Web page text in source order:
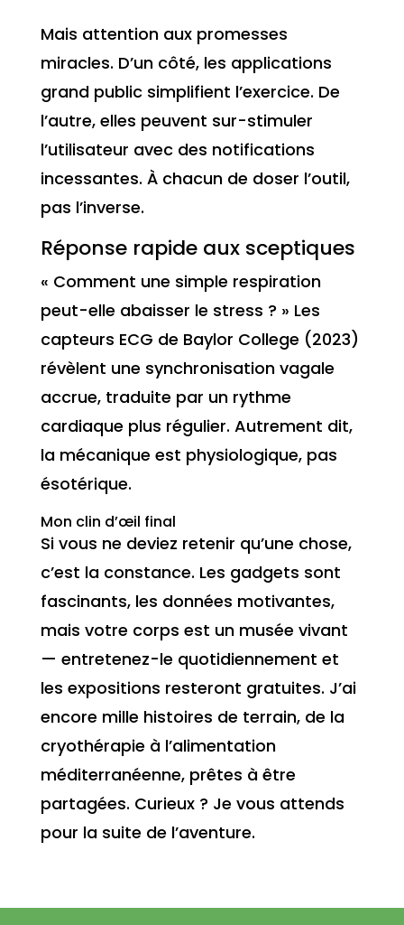
Mais attention aux promesses
miracles. D’un côté, les applications
grand public simplifient l’exercice. De
l’autre, elles peuvent sur-stimuler
l’utilisateur avec des notifications
incessantes. À chacun de doser l’outil,
pas l’inverse.
Réponse rapide aux sceptiques
« Comment une simple respiration
peut-elle abaisser le stress ? » Les
capteurs ECG de Baylor College (2023)
révèlent une synchronisation vagale
accrue, traduite par un rythme
cardiaque plus régulier. Autrement dit,
la mécanique est physiologique, pas
ésotérique.
Mon clin d’œil final
Si vous ne deviez retenir qu’une chose,
c’est la constance. Les gadgets sont
fascinants, les données motivantes,
mais votre corps est un musée vivant
— entretenez-le quotidiennement et
les expositions resteront gratuites. J’ai
encore mille histoires de terrain, de la
cryothérapie à l’alimentation
méditerranéenne, prêtes à être
partagées. Curieux ? Je vous attends
pour la suite de l’aventure.